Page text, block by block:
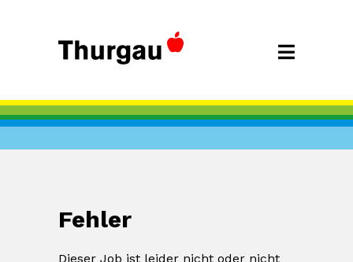
Fehler
Dieser Job ist leider nicht oder nicht